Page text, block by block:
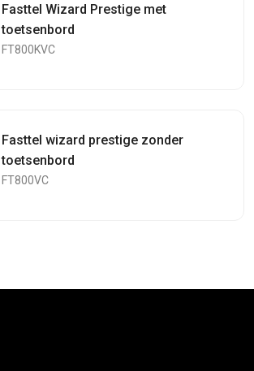
Fasttel Wizard Prestige met
toetsenbord
FT800KVC
Fasttel wizard prestige zonder
toetsenbord
FT800VC